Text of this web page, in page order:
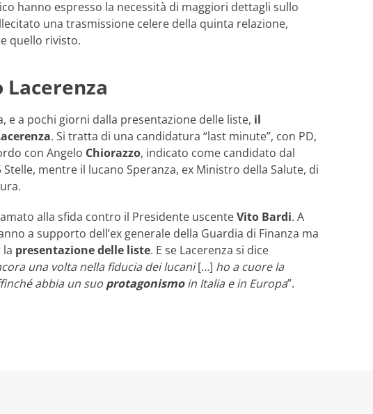
hanno espresso la necessità di maggiori dettagli sullo
una trasmissione celere della quinta relazione,
quello rivisto.
Lacerenza
e a pochi giorni dalla presentazione delle liste, il
. Si tratta di una candidatura “last minute”, con PD,
con Angelo Chiorazzo, indicato come candidato dal
mentre il lucano Speranza, ex Ministro della Salute, di
alla sfida contro il Presidente uscenteVito Bardi. A
a supporto dell’ex generale della Guardia di Finanza ma
presentazione delle liste. E se Lacerenza si dice
una volta nella fiducia dei lucani[…] ho a cuore la
abbia un suo protagonismoin Italia e in Europa”.